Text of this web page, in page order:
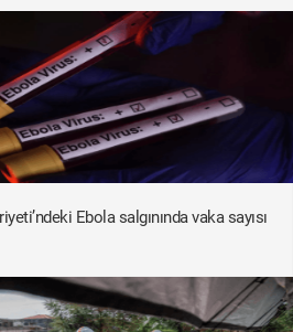
Ebola salgınında vaka sayısı